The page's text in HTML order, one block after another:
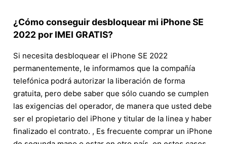
¿Cómo conseguir desbloquear mi iPhone SE
2022 por IMEI GRATIS?
Si necesita desbloquear el iPhone SE 2022
permanentemente, le informamos que la compañía
telefónica podrá autorizar la liberación de forma
gratuita, pero debe saber que sólo cuando se cumplen
las exigencias del operador, de manera que usted debe
ser el propietario del iPhone y titular de la linea y haber
finalizado el contrato. , Es frecuente comprar un iPhone